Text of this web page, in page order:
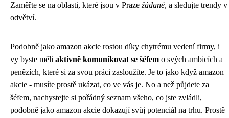
Zaměřte se na oblasti, které jsou v Praze žádané, a sledujte trendy v
odvětví.
Podobně jako amazon akcie rostou díky chytrému vedení firmy, i
vy byste měli aktivně komunikovat se šéfem o svých ambicích a
penězích, které si za svou práci zasloužíte. Je to jako když amazon
akcie - musíte prostě ukázat, co ve vás je. No a než půjdete za
šéfem, nachystejte si pořádný seznam všeho, co jste zvládli,
podobně jako amazon akcie dokazují svůj potenciál na trhu. Prostě